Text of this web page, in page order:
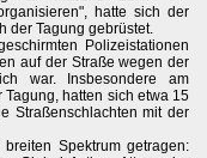
hatte sich der
der Tagung gebrüstet.
Polizeistationen
auf der Straße wegen der
war. Insbesondere am
hatten sich etwa 15
Straßenschlachten mit der
Spektrum getragen: